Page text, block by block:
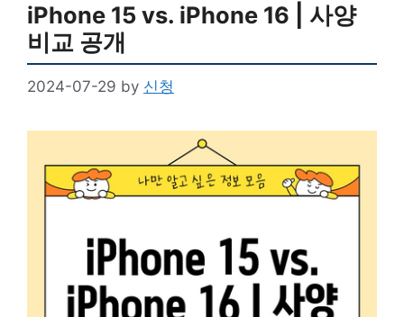
iPhone 15 vs. iPhone 16 | 사양
비교 공개
2024-07-29 by 신청